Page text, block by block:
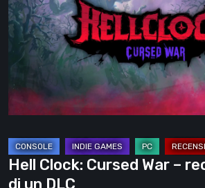
War
–
recensione:
di
un
Hell Clock: Cursed War –